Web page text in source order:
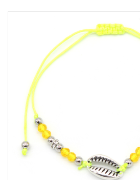
Haaraccesoires
Zonnebrillen
Fashion
ON THE BEACH